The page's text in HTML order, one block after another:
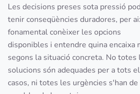
Les decisions preses sota pressió
tenir conseqüències duradores, per
fonamental conèixer les opcions
disponibles i entendre quina encaixa
segons la situació concreta. No totes
solucions són adequades per a tots
casos, ni totes les urgències s'han de